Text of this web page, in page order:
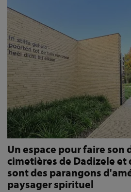
Un espace pour faire son
cimetières de Dadizele et
sont des parangons
paysager spirituel